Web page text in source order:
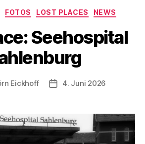
Kategorien
FOTOS LOST PLACES NEWS
Seehospital
Eickhoff Veröffentlichungsdatum
4. Juni 2026